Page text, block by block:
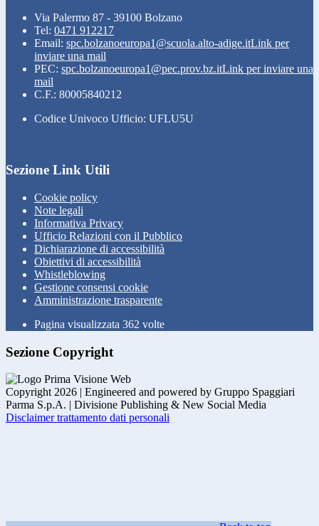
Via Palermo 87 - 39100 Bolzano
Tel: 0471 912217
Email: spc.bolzanoeuropa1@scuola.alto-adige.itLink per
inviare una mail
PEC: spc.bolzanoeuropa1@pec.prov.bz.itLink per inviare una
mail
C.F.: 80005840212
Codice Univoco Ufficio: UFLU5U
Sezione Link Utili
Cookie policy
Note legali
Informativa Privacy
Ufficio Relazioni con il Pubblico
Dichiarazione di accessibilità
Obiettivi di accessibilità
Whistleblowing
Gestione consensi cookie
Amministrazione trasparente
Pagina visualizzata 362 volte
Sezione Copyright
Copyright 2026 | Engineered and powered by Gruppo Spaggiari
Parma S.p.A. | Divisione Publishing & New Social Media
Disclaimer trattamento dati personali